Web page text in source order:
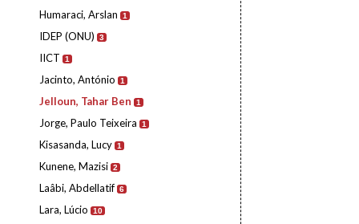
Humaraci, Arslan 1
IDEP (ONU) 3
IICT 1
Jacinto, António 1
Jelloun, Tahar Ben 1
Jorge, Paulo Teixeira 1
Kisasanda, Lucy 1
Kunene, Mazisi 2
Laâbi, Abdellatif 6
Lara, Lúcio 10